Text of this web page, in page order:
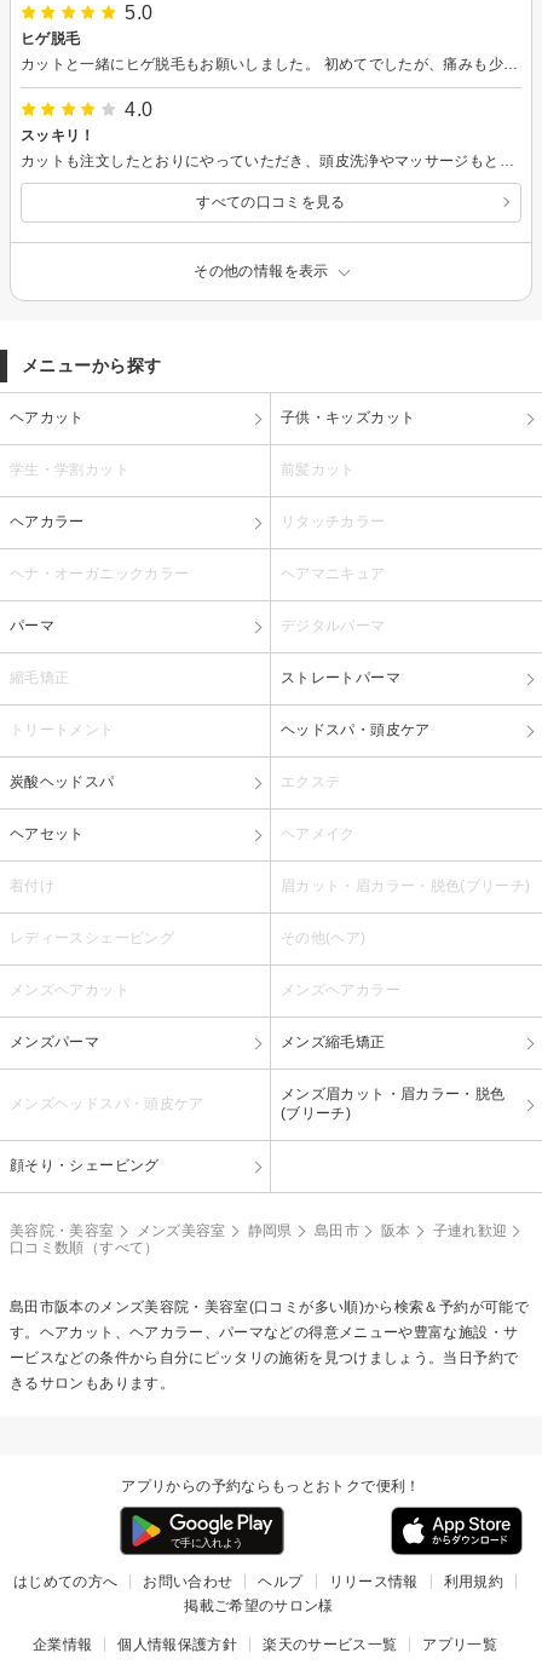
5.0
ヒゲ脱毛
カットと一緒にヒゲ脱毛もお願いしました。 初めてでしたが、痛みも少なく、これから続けていこうと思います！ 毎日の髭剃り時間の短縮になればいいな また、よろしくお願いします！
4.0
スッキリ！
すべての口コミを見る
その他の情報を表示
メニューから探す
ヘアカット 子供・キッズカット
学生・学割カット 前髪カット
ヘアカラー リタッチカラー
ヘナ・オーガニックカラー ヘアマニキュア
パーマ デジタルパーマ
縮毛矯正 ストレートパーマ
トリートメント ヘッドスパ・頭皮ケア
炭酸ヘッドスパ エクステ
ヘアセット ヘアメイク
着付け 眉カット・眉カラー・脱色(ブリーチ)
レディースシェービング その他(ヘア)
メンズヘアカット メンズヘアカラー
メンズパーマ メンズ縮毛矯正
メンズヘッドスパ・頭皮ケア
メンズ眉カット・眉カラー・脱色
(ブリーチ)
顔そり・シェービング
美容院・美容室 メンズ美容室 静岡県 島田市 阪本
子連れ歓迎
口コミ数順（すべて）
島田市阪本のメンズ美容院・美容室(口コミが多い順)から検索＆予約が可能で
す。ヘアカット、ヘアカラー、パーマなどの得意メニューや豊富な施設・サ
ービスなどの条件から自分にピッタリの施術を見つけましょう。当日予約で
きるサロンもあります。
アプリからの予約ならもっとおトクで便利！
はじめての方へ お問い合わせ ヘルプ リリース情報
利用規約
掲載ご希望のサロン様
企業情報 個人情報保護方針 楽天のサービス一覧 アプリ一覧